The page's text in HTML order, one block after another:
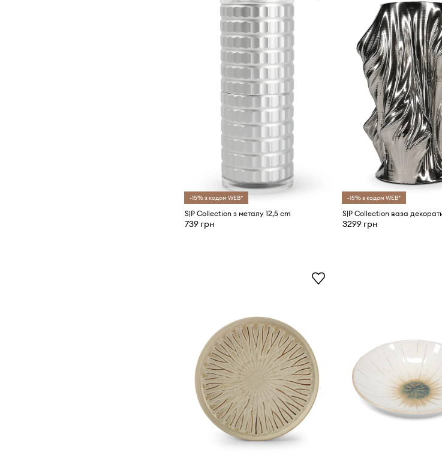
-15% з кодом WEB*
S|P Collection з металу 12,5 cm
739 грн
-15% з кодом WEB*
3299 грн